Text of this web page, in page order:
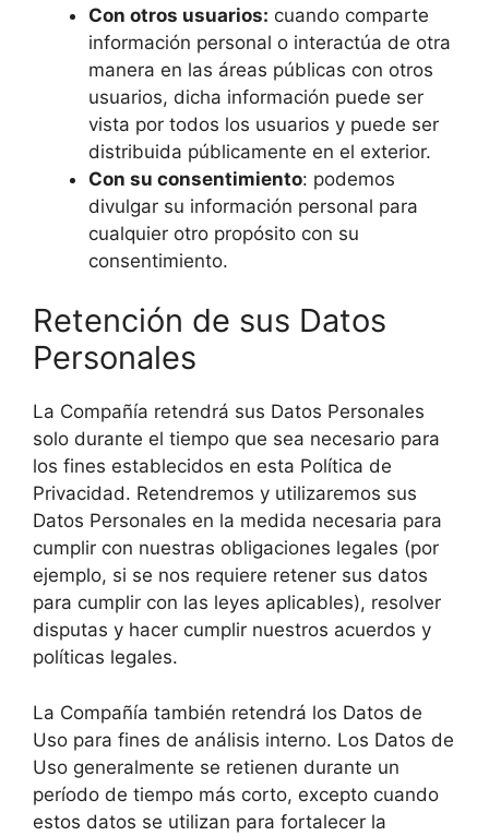
Con otros usuarios: cuando comparte
información personal o interactúa de otra
manera en las áreas públicas con otros
usuarios, dicha información puede ser
vista por todos los usuarios y puede ser
distribuida públicamente en el exterior.
Con su consentimiento: podemos
divulgar su información personal para
cualquier otro propósito con su
consentimiento.
Retención de sus Datos
Personales
La Compañía retendrá sus Datos Personales
solo durante el tiempo que sea necesario para
los fines establecidos en esta Política de
Privacidad. Retendremos y utilizaremos sus
Datos Personales en la medida necesaria para
cumplir con nuestras obligaciones legales (por
ejemplo, si se nos requiere retener sus datos
para cumplir con las leyes aplicables), resolver
disputas y hacer cumplir nuestros acuerdos y
políticas legales.
La Compañía también retendrá los Datos de
Uso para fines de análisis interno. Los Datos de
Uso generalmente se retienen durante un
período de tiempo más corto, excepto cuando
estos datos se utilizan para fortalecer la